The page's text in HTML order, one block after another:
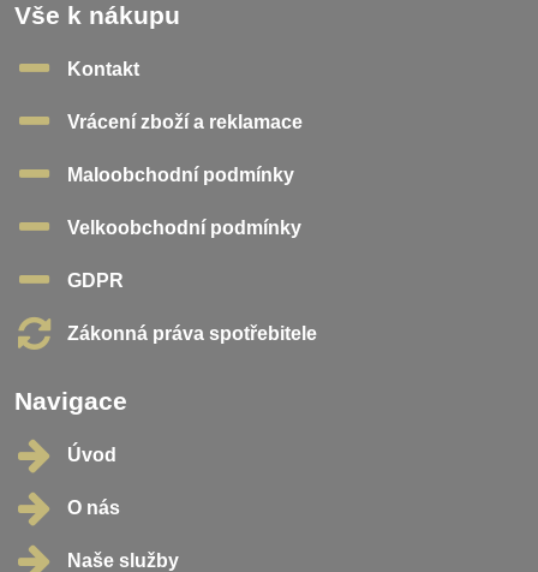
Vše k nákupu
Kontakt
Vrácení zboží a reklamace
Maloobchodní podmínky
Velkoobchodní podmínky
GDPR
Zákonná práva spotřebitele
Navigace
Úvod
O nás
Naše služby